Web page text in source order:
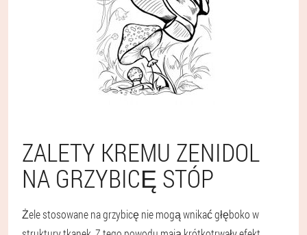
ZALETY KREMU ZENIDOL
NA GRZYBICĘ STÓP
Żele stosowane na grzybicę nie mogą wnikać głęboko w